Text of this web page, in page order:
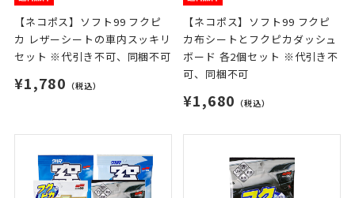
【ネコポス】ソフト99 フクピ
カ レザーシートの車内スッキリ
セット ※代引き不可、同梱不可
¥1,780 （税込）
【ネコポス】ソフト99 フクピ
カ布シートとフクピカダッシュ
ボード 各2個セット ※代引き不
可、同梱不可
¥1,680 （税込）